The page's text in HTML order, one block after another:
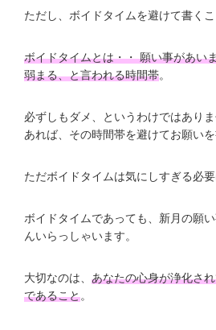
ただし、ボイドタイムを避けて書くこ
ボイドタイムとは・・ 願い事があい
弱まる、と言われる時間帯。
必ずしもダメ、というわけではあり
あれば、その時間帯を避けてお願いを
ただボイドタイムは気にしすぎる必要
ボイドタイムであっても、新月の願
んいらっしゃいます。
大切なのは、 あなたの心身が浄化さ
であること。